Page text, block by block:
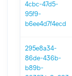
4cbc-47d5-
95f9-
b6ee4d7f4ecd
295e8a34-
86de-436b-
b89b-